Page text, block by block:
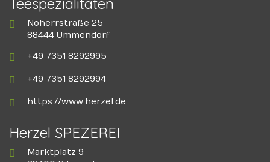
Teespezialitäten
Noherrstraße 25
88444 Ummendorf
+49 7351 8292995
+49 7351 8292994
https://www.herzel.de
Herzel SPEZEREI
Marktplatz 9